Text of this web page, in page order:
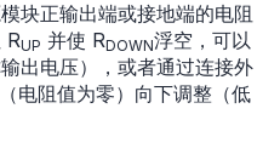
块正输出端或接地端的电阻
RUP 并使 RDOWN浮空，可以
出电压），或者通过连接外
电阻值为零）向下调整（低